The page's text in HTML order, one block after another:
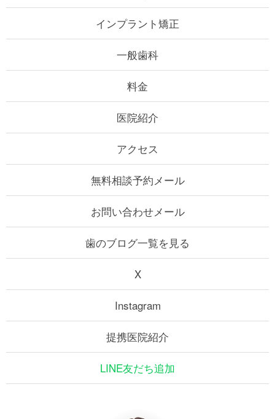
インプラント矯正
一般歯科
料金
医院紹介
アクセス
無料相談予約メール
お問い合わせメール
歯のブログ一覧を見る
X
Instagram
提携医院紹介
LINE友だち追加